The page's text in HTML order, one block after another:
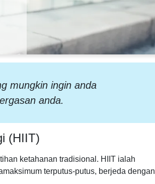
mungkin ingin anda
anda.
(HIIT)
ketahanan tradisional. HIIT ialah
terputus-putus, berjeda dengan